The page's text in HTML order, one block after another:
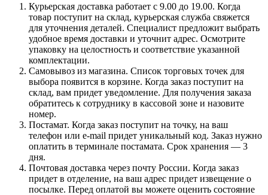
Курьерская доставка работает с 9.00 до 19.00. Когда
товар поступит на склад, курьерская служба свяжется
для уточнения деталей. Специалист предложит выбрать
удобное время доставки и уточнит адрес. Осмотрите
упаковку на целостность и соответствие указанной
комплектации.
Самовывоз из магазина. Список торговых точек для
выбора появится в корзине. Когда заказ поступит на
склад, вам придет уведомление. Для получения заказа
обратитесь к сотруднику в кассовой зоне и назовите
номер.
Постамат. Когда заказ поступит на точку, на ваш
телефон или e-mail придет уникальный код. Заказ нужно
оплатить в терминале постамата. Срок хранения — 3
дня.
Почтовая доставка через почту России. Когда заказ
придет в отделение, на ваш адрес придет извещение о
посылке. Перед оплатой вы можете оценить состояние